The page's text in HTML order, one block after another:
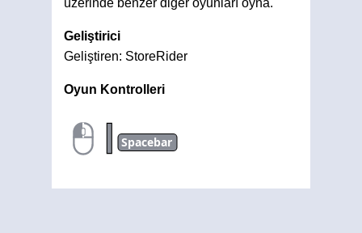
üzerinde benzer diğer oyunları oyna.
Geliştirici
Geliştiren: StoreRider
Oyun Kontrolleri
| Spacebar